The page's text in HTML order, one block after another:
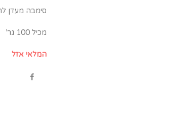
סימבה מעדן
מכיל 100 גר’
המלאי אזל